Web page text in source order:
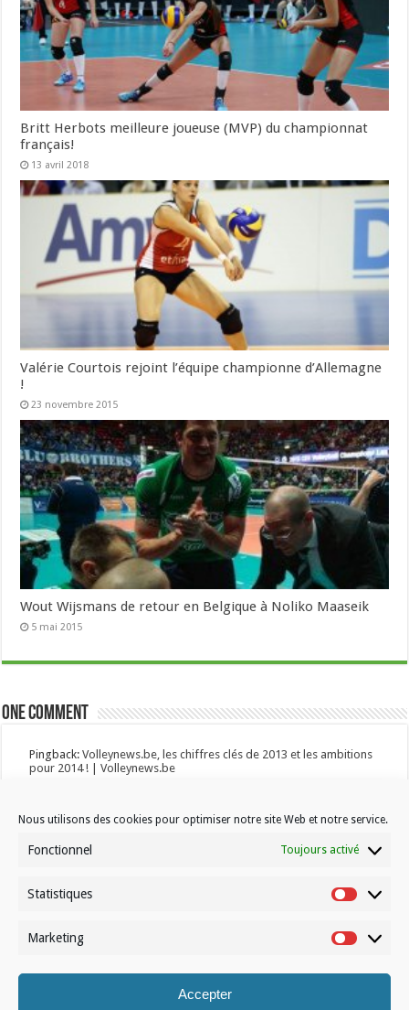
Nous utilisons des cookies pour optimiser notre site Web et notre service.
Fonctionnel Toujours activé
Statistiques
Marketing
Accepter
Britt Herbots meilleure joueuse (MVP) du championnat
français!
13 avril 2018
Valérie Courtois rejoint l’équipe championne d’Allemagne
!
23 novembre 2015
Wout Wijsmans de retour en Belgique à Noliko Maaseik
5 mai 2015
One comment
Pingback:Volleynews.be, les chiffres clés de 2013 et les ambitions
pour 2014 ! | Volleynews.be
Laisser un commentaire